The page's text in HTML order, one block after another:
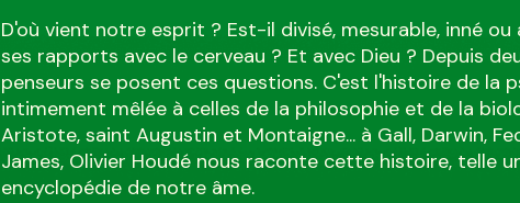
D'où vient notre esprit ? Est-il divisé, mesurable, inné ou
ses rapports avec le cerveau ? Et avec Dieu ? Depuis
penseurs se posent ces questions. C'est l'histoire de la
intimement mêlée à celles de la philosophie et de la
Aristote, saint Augustin et Montaigne... à Gall, Darwin,
James, Olivier Houdé nous raconte cette histoire, telle
encyclopédie de notre âme.